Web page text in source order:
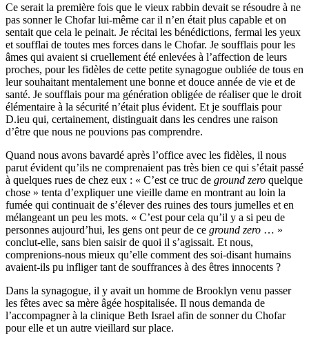
Ce serait la première fois que le vieux rabbin devait se résoudre à ne
pas sonner le Chofar lui-même car il n’en était plus capable et on
sentait que cela le peinait. Je récitai les bénédictions, fermai les yeux
et soufflai de toutes mes forces dans le Chofar. Je soufflais pour les
âmes qui avaient si cruellement été enlevées à l’affection de leurs
proches, pour les fidèles de cette petite synagogue oubliée de tous en
leur souhaitant mentalement une bonne et douce année de vie et de
santé. Je soufflais pour ma génération obligée de réaliser que le droit
élémentaire à la sécurité n’était plus évident. Et je soufflais pour
D.ieu qui, certainement, distinguait dans les cendres une raison
d’être que nous ne pouvions pas comprendre.
Quand nous avons bavardé après l’office avec les fidèles, il nous
parut évident qu’ils ne comprenaient pas très bien ce qui s’était passé
à quelques rues de chez eux : « C’est ce truc de ground zero quelque
chose » tenta d’expliquer une vieille dame en montrant au loin la
fumée qui continuait de s’élever des ruines des tours jumelles et en
mélangeant un peu les mots. « C’est pour cela qu’il y a si peu de
personnes aujourd’hui, les gens ont peur de ce ground zero … »
conclut-elle, sans bien saisir de quoi il s’agissait. Et nous,
comprenions-nous mieux qu’elle comment des soi-disant humains
avaient-ils pu infliger tant de souffrances à des êtres innocents ?
Dans la synagogue, il y avait un homme de Brooklyn venu passer
les fêtes avec sa mère âgée hospitalisée. Il nous demanda de
l’accompagner à la clinique Beth Israel afin de sonner du Chofar
pour elle et un autre vieillard sur place.